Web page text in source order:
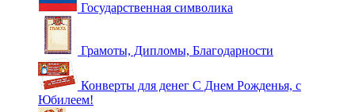
Государственная символика
Грамоты, Дипломы, Благодарности
Конверты для денег С Днем Рожденья, с
Юбилеем!